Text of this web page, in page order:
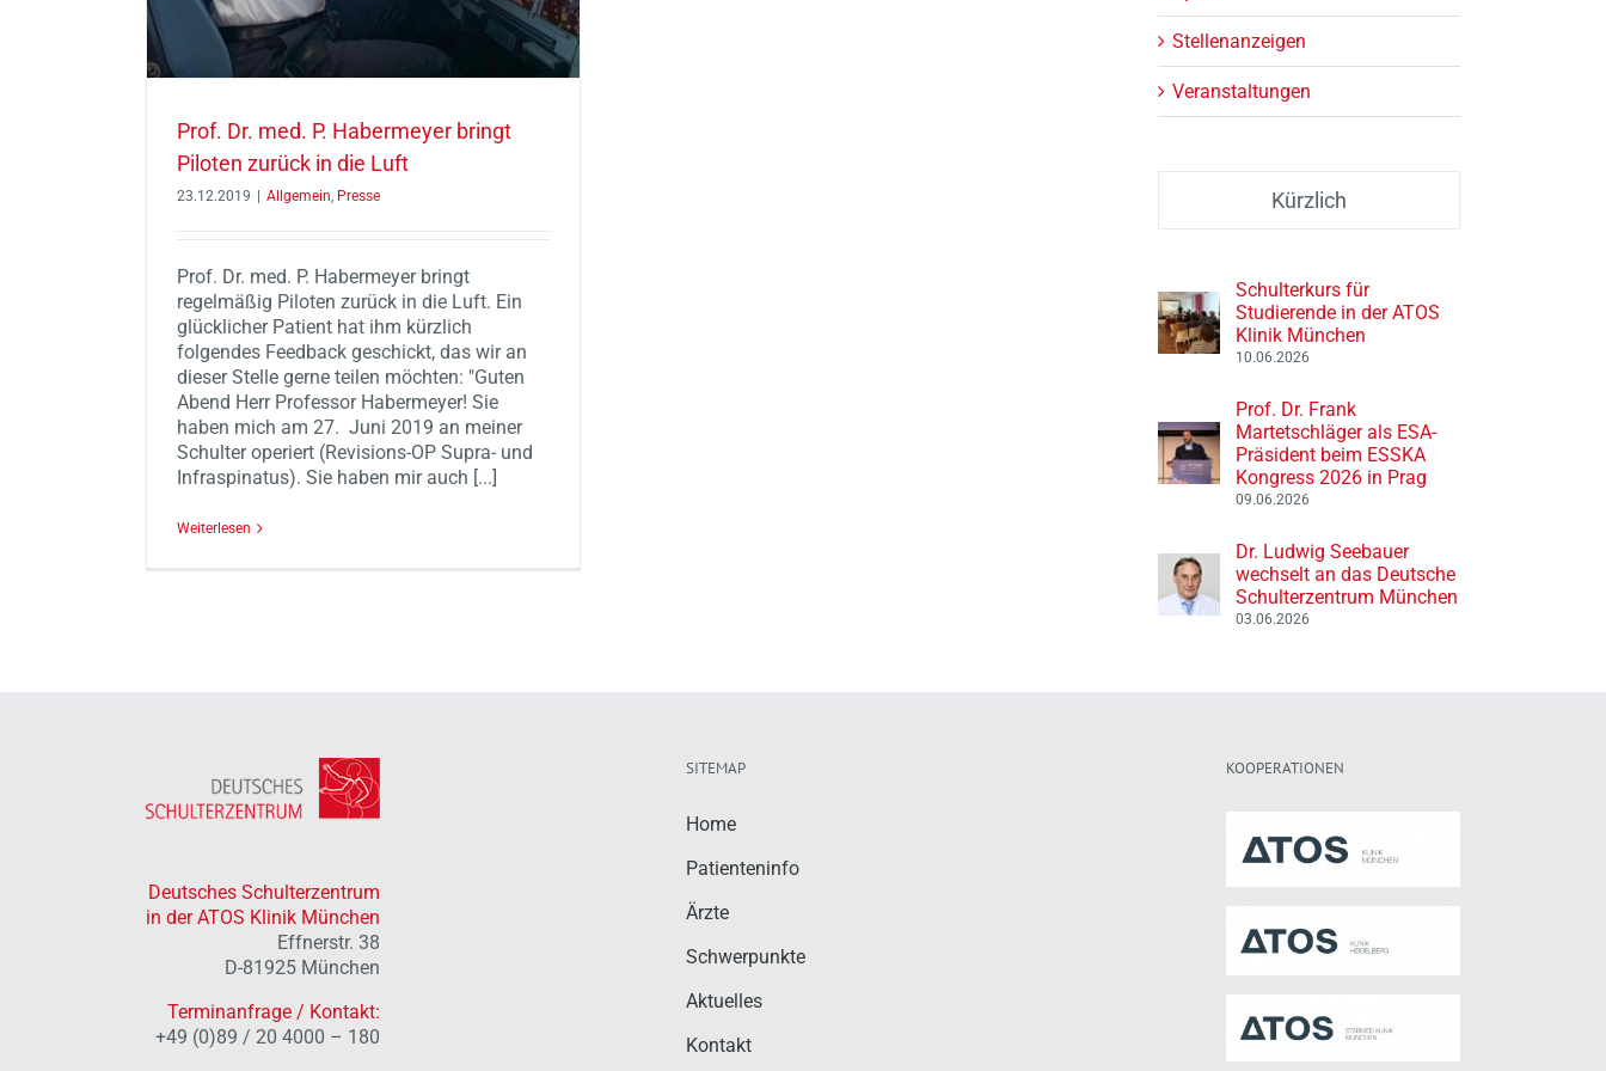
Prof. Dr. med. P. Habermeyer bringt
Piloten zurück in die Luft
23.12.2019 | Allgemein Presse
Prof. Dr. med. P. Habermeyer bringt
regelmäßig Piloten zurück in die Luft. Ein
glücklicher Patient hat ihm kürzlich
folgendes Feedback geschickt, das wir an
dieser Stelle gerne teilen möchten: "Guten
Abend Herr Professor Habermeyer! Sie
haben mich am 27. Juni 2019 an meiner
Schulter operiert (Revisions-OP Supra- und
Infraspinatus). Sie haben mir auch [...]
Weiterlesen
Stellenanzeigen
Veranstaltungen
Kürzlich
Schulterkurs für
Studierende in der ATOS
Klinik München
10.06.2026
Prof. Dr. Frank
Martetschläger als ESA-
Präsident beim ESSKA
Kongress 2026 in Prag
09.06.2026
Dr. Ludwig Seebauer
wechselt an das Deutsche
Schulterzentrum München
03.06.2026
Deutsches Schulterzentrum
in der ATOS Klinik München
Effnerstr. 38
D-81925 München
Terminanfrage / Kontakt:
+49 (0)89 / 20 4000 – 180
SITEMAP
Home
Patienteninfo
Ärzte
Schwerpunkte
Aktuelles
Kontakt
KOOPERATIONEN